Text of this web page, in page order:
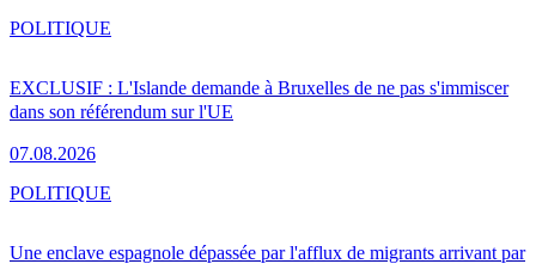
EXCLUSIF : L'Islande demande à Bruxelles de ne pas s'immiscer
dans son référendum sur l'UE
07.08.2026
POLITIQUE
Une enclave espagnole dépassée par l'afflux de migrants arrivant par
POLITIQUE